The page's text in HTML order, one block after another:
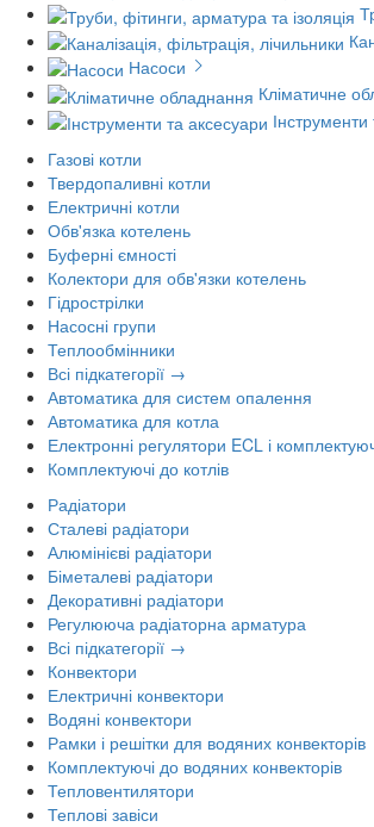
Насоси
Кліматичне
Газові котли
Твердопаливні котли
Електричні котли
Обв'язка котелень
Буферні ємності
Колектори для обв'язки котелень
Гідрострілки
Насосні групи
Теплообмінники
Всі підкатегорії →
Автоматика для систем опалення
Автоматика для котла
Електронні регулятори ECL і
Комплектуючі до котлів
Радіатори
Сталеві радіатори
Алюмінієві радіатори
Біметалеві радіатори
Декоративні радіатори
Регулююча радіаторна арматура
Всі підкатегорії →
Конвектори
Електричні конвектори
Водяні конвектори
Рамки і решітки для водяних конвекторів
Комплектуючі до водяних конвекторів
Тепловентилятори
Теплові завіси